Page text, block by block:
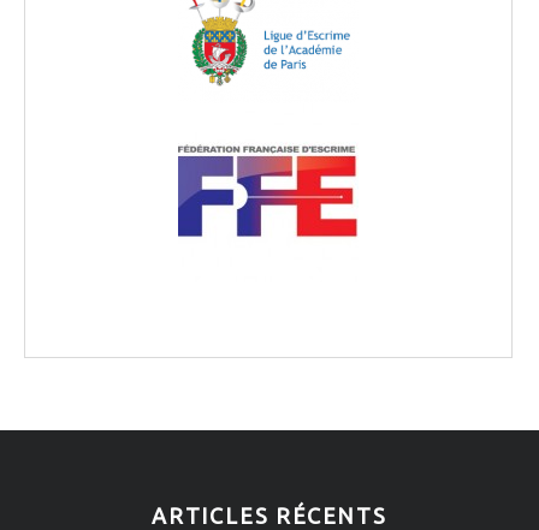
ARTICLES RÉCENTS